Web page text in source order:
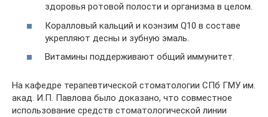
здоровья ротовой полости и организма в целом.
Коралловый кальций и коэнзим Q10 в составе
укрепляют десны и зубную эмаль.
Витамины поддерживают общий иммунитет.
На кафедре терапевтической стоматологии СПб ГМУ им.
акад. И.П. Павлова было доказано, что совместное
использование средств стоматологической линии